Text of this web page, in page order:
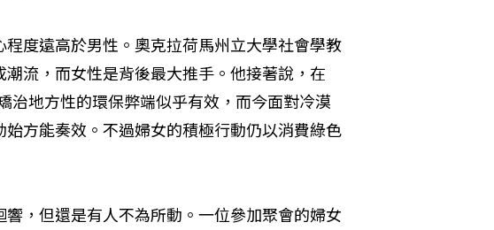
度遠高於男性。奧克拉荷馬州立大學社會學教
流，而女性是背後最大推手。他接著說，在
治地方性的環保弊端似乎有效，而今面對冷漠
方能奏效。不過婦女的積極行動仍以消費綠色
，但還是有人不為所動。一位參加聚會的婦女